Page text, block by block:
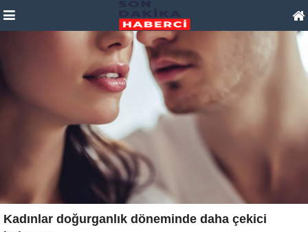
Kadınlar doğurganlık döneminde daha çekici